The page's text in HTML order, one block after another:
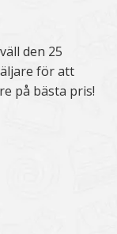
den 25
för att
på bästa pris!